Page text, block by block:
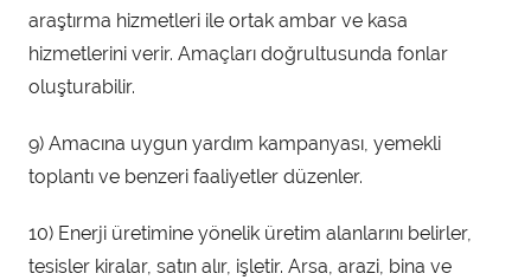
araştırma hizmetleri ile ortak ambar ve kasa
hizmetlerini verir. Amaçları doğrultusunda fonlar
oluşturabilir.
9) Amacına uygun yardım kampanyası, yemekli
toplantı ve benzeri faaliyetler düzenler.
10) Enerji üretimine yönelik üretim alanlarını belirler,
tesisler kiralar, satın alır, işletir. Arsa, arazi, bina ve